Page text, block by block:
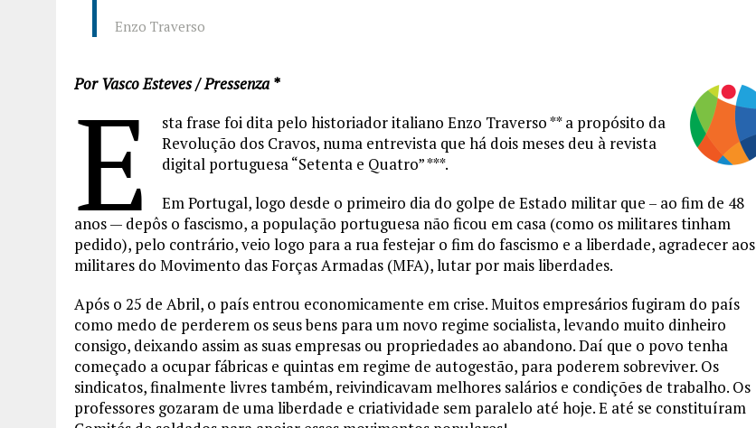
Enzo Traverso
Por Vasco Esteves / Pressenza *
E
sta frase foi dita pelo historiador italiano Enzo Traverso ** a propósito da
Revolução dos Cravos, numa entrevista que há dois meses deu à revista
digital portuguesa “Setenta e Quatro” ***.
Em Portugal, logo desde o primeiro dia do golpe de Estado militar que – ao fim de 48
anos — depôs o fascismo, a população portuguesa não ficou em casa (como os militares tinham
pedido), pelo contrário, veio logo para a rua festejar o fim do fascismo e a liberdade, agradecer aos
militares do Movimento das Forças Armadas (MFA), lutar por mais liberdades.
Após o 25 de Abril, o país entrou economicamente em crise. Muitos empresários fugiram do país
como medo de perderem os seus bens para um novo regime socialista, levando muito dinheiro
consigo, deixando assim as suas empresas ou propriedades ao abandono. Daí que o povo tenha
começado a ocupar fábricas e quintas em regime de autogestão, para poderem sobreviver. Os
sindicatos, finalmente livres também, reivindicavam melhores salários e condições de trabalho. Os
professores gozaram de uma liberdade e criatividade sem paralelo até hoje. E até se constituíram